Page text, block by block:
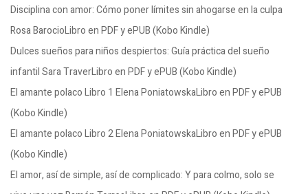
Disciplina con amor: Cómo poner límites sin ahogarse en la culpa
Rosa BarocioLibro en PDF y ePUB (Kobo Kindle)
Dulces sueños para niños despiertos: Guía práctica del sueño
infantil Sara TraverLibro en PDF y ePUB (Kobo Kindle)
El amante polaco Libro 1 Elena PoniatowskaLibro en PDF y ePUB
(Kobo Kindle)
El amante polaco Libro 2 Elena PoniatowskaLibro en PDF y ePUB
(Kobo Kindle)
El amor, así de simple, así de complicado: Y para colmo, solo se